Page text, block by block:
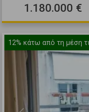
1.180.000 €
12% κάτω από τη μέση